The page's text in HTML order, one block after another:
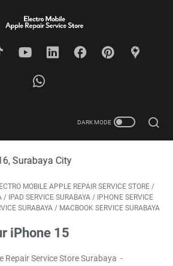
City
MOBILE APPLE REPAIR SERVICE STORE /
/ IPAD SERVICE SURABAYA / IPHONE SERVICE
SURABAYA / MACBOOK SERVICE SURABAYA
iPhone 15
Repair Service Store Surabaya